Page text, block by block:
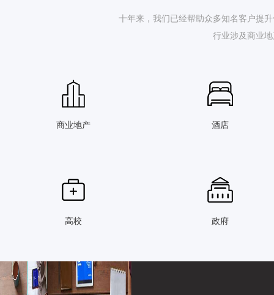
十年来，我们已经帮助众多知名客户提
行业涉及商业
商业地产 酒店
高校 政府